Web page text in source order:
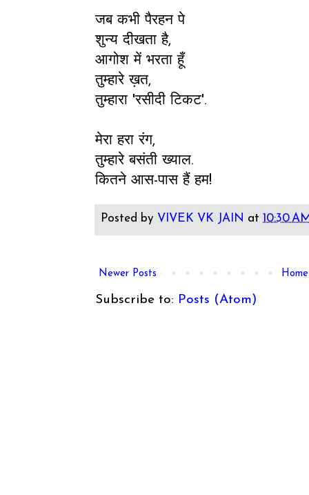
जब कभी पैरहन पे
शुन्य दीखता है,
आगोश में भरता हूँ
तुम्हारे ख़त,
तुम्हारा 'रसीदी टिकट'.
मेरा हरा रंग,
तुम्हारे बसंती ख्याल.
कितने आस-पास हैं हम!
Posted by VIVEK VK JAIN at10:30
Newer Posts Home
Subscribe to: Posts (Atom)